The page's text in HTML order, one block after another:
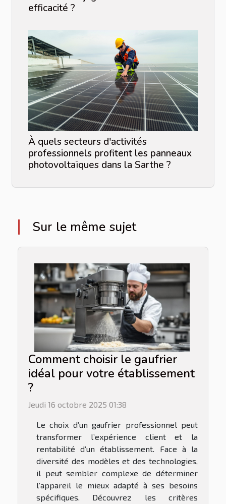
efficacité ?
À quels secteurs d'activités
professionnels profitent les panneaux
photovoltaïques dans la Sarthe ?
Sur le même sujet
Comment choisir le gaufrier
idéal pour votre établissement
?
Jeudi 16 octobre 2025 01:38
Le choix d’un gaufrier professionnel peut
transformer l’expérience client et la
rentabilité d’un établissement. Face à la
diversité des modèles et des technologies,
il peut sembler complexe de déterminer
l’appareil le mieux adapté à ses besoins
spécifiques. Découvrez les critères